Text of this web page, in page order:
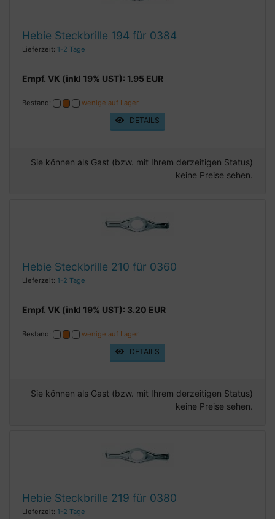
Hebie Steckbrille 194 für 0384
Lieferzeit: 1-2 Tage
Empf. VK (inkl 19% UST): 1.95 EUR
Bestand: wenige auf Lager
DETAILS
Sie können als Gast (bzw. mit Ihrem derzeitigen Status)
keine Preise sehen.
Hebie Steckbrille 210 für 0360
Lieferzeit: 1-2 Tage
Empf. VK (inkl 19% UST): 3.20 EUR
Bestand: wenige auf Lager
DETAILS
Sie können als Gast (bzw. mit Ihrem derzeitigen Status)
keine Preise sehen.
Hebie Steckbrille 219 für 0380
Lieferzeit: 1-2 Tage